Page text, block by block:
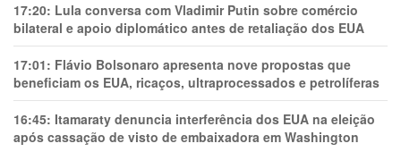
17:20: Lula conversa com Vladimir Putin sobre comércio
bilateral e apoio diplomático antes de retaliação dos EUA
17:01: Flávio Bolsonaro apresenta nove propostas que
beneficiam os EUA, ricaços, ultraprocessados e petrolíferas
16:45: Itamaraty denuncia interferência dos EUA na eleição
após cassação de visto de embaixadora em Washington